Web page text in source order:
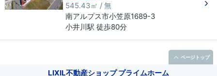
545.43㎡ / 無
南アルプス市小笠原1689-3
小井川駅 徒歩80分
LIXIL不動産ショップ プライムホーム
ページトップ